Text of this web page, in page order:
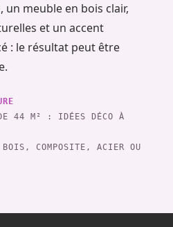
meuble en bois clair,
et un accent
: le résultat peut être
44 M² : IDÉES DÉCO À
COMPOSITE, ACIER OU